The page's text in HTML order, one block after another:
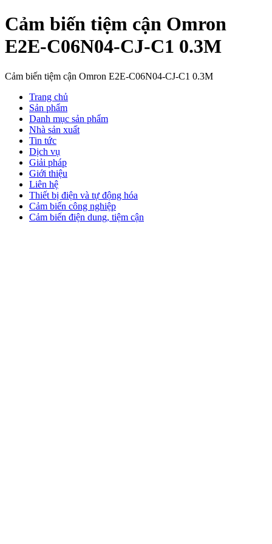
Cảm biến tiệm cận Omron
E2E-C06N04-CJ-C1 0.3M
Cảm biến tiệm cận Omron E2E-C06N04-CJ-C1 0.3M
Trang chủ
Sản phẩm
Danh mục sản phẩm
Nhà sản xuất
Tin tức
Dịch vụ
Giải pháp
Giới thiệu
Liên hệ
Thiết bị điện và tự động hóa
Cảm biến công nghiệp
Cảm biến điện dung, tiệm cận